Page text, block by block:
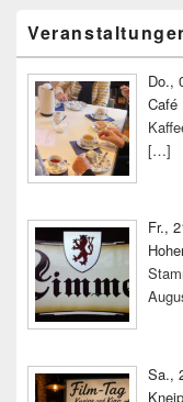
Seitenleisten-
Widgetbereich
Do.,
Café
[…]
Fr.,
Sa.,